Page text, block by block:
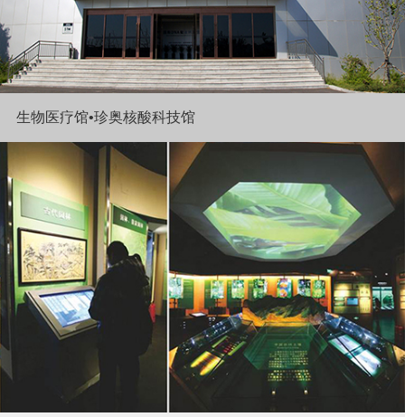
生物医疗馆•珍奥核酸科技馆